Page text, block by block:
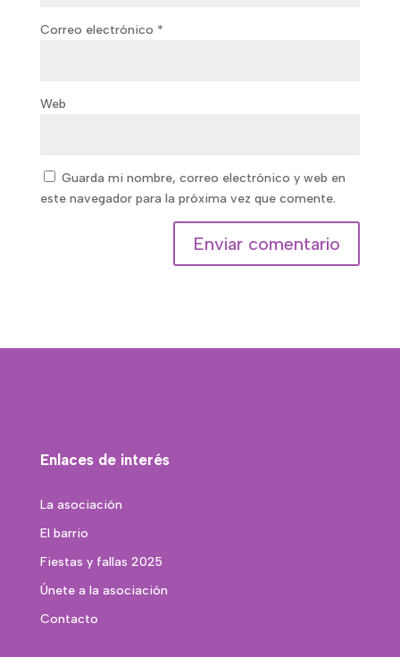
Correo electrónico *
Web
Guarda mi nombre, correo electrónico y web en
este navegador para la próxima vez que comente.
Enlaces de interés
La asociación
El barrio
Fiestas y fallas 2025
Únete a la asociación
Contacto